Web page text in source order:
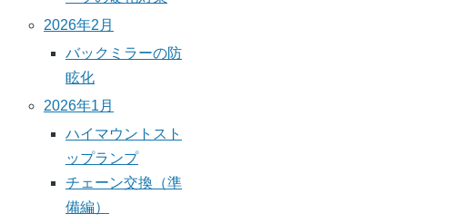
2026年2月
バックミラーの防
眩化
2026年1月
ハイマウントスト
ップランプ
チェーン交換（準
備編）